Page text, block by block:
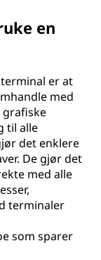
en
er at
med
grafiske
til alle
det enklere
De gjør det
med alle
terminaler
som sparer